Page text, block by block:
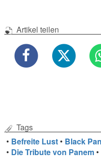
Artikel teilen
Tags
• Befreite Lust • Black
• Die Tribute von Panem •